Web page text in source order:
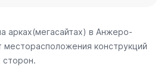
арках(мегасайтах) в Анжеро-
месторасположения конструкций
сторон.